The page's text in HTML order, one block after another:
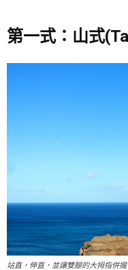
第一式：山式
站直，伸直，並讓雙腳的大拇指併